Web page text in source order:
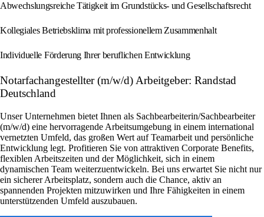
Abwechslungsreiche Tätigkeit im Grundstücks- und Gesellschaftsrecht
Kollegiales Betriebsklima mit professionellem Zusammenhalt
Individuelle Förderung Ihrer beruflichen Entwicklung
Notarfachangestellter (m/w/d) Arbeitgeber: Randstad
Deutschland
Unser Unternehmen bietet Ihnen als Sachbearbeiterin/Sachbearbeiter
(m/w/d) eine hervorragende Arbeitsumgebung in einem international
vernetzten Umfeld, das großen Wert auf Teamarbeit und persönliche
Entwicklung legt. Profitieren Sie von attraktiven Corporate Benefits,
flexiblen Arbeitszeiten und der Möglichkeit, sich in einem
dynamischen Team weiterzuentwickeln. Bei uns erwartet Sie nicht nur
ein sicherer Arbeitsplatz, sondern auch die Chance, aktiv an
spannenden Projekten mitzuwirken und Ihre Fähigkeiten in einem
unterstützenden Umfeld auszubauen.